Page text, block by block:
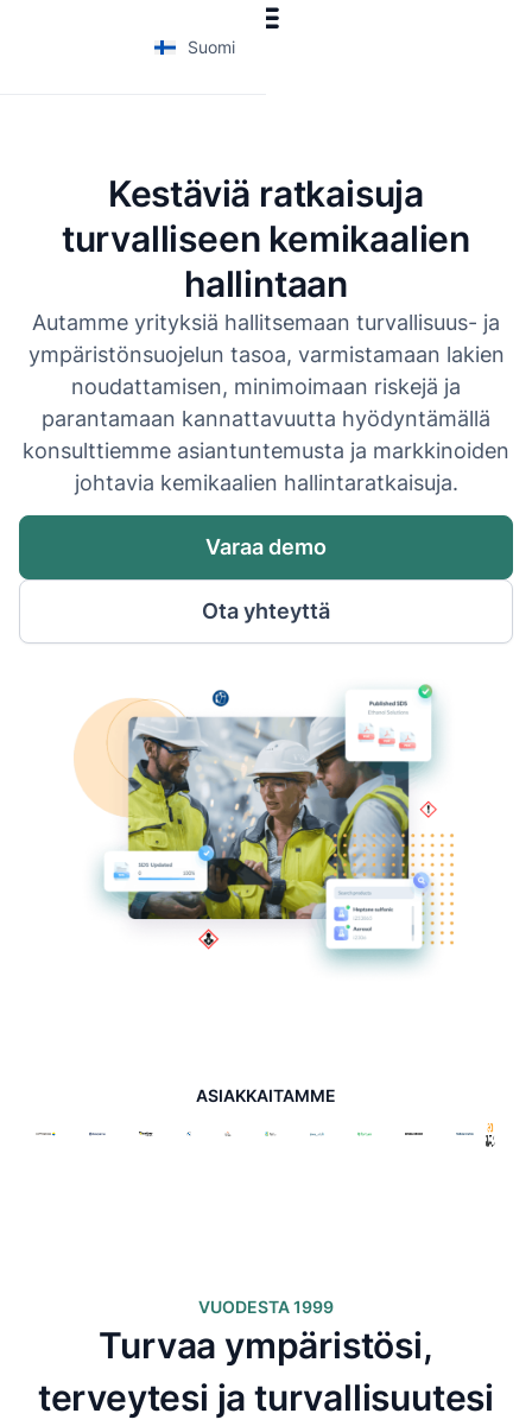
Suomi
Kestäviä ratkaisuja
turvalliseen kemikaalien
hallintaan
Autamme yrityksiä hallitsemaan turvallisuus- ja
ympäristönsuojelun tasoa, varmistamaan lakien
noudattamisen, minimoimaan riskejä ja
parantamaan kannattavuutta hyödyntämällä
konsulttiemme asiantuntemusta ja markkinoiden
johtavia kemikaalien hallintaratkaisuja.
Varaa demo
Ota yhteyttä
ASIAKKAITAMME
VUODESTA 1999
Turvaa ympäristösi,
terveytesi ja turvallisuutesi